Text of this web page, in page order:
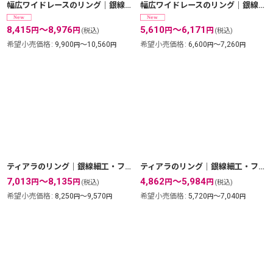
幅広ワイドレースのリング｜銀線細工の透かしの繊細さを堪能できるシンプルリング。【金属アレルギーの方に配慮したニッケルフリー加工】
8,415 円～8,976 円 (税込)
希望小売価格 : 9,900円～10,560円
幅広ワイドレースのリング｜銀線細工の透かしの繊細さを堪能できるシンプルリング。【silver925】
5,610円～6,171 円 (税込)
希望小売価格 : 6,600円～7,260円
ティアラのリング｜銀線細工・フィリグリーの透かしで王冠を表現したゴールドリング【金属アレルギーの方に配慮したニッケルフリー加工】
7,013 円～8,135 円 (税込)
希望小売価格 : 8,250円～9,570円
ティアラのリング｜銀線細工・フィリグリーの透かしで王冠を表現したシルバーリング【silver925】
4,862 円～5,984円 (税込)
希望小売価格 : 5,720円～7,040円